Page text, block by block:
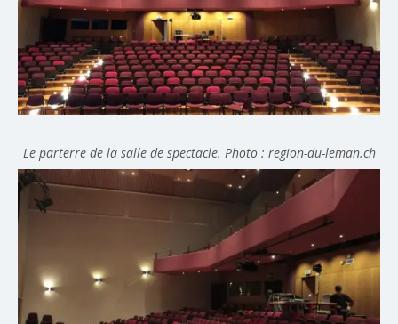
Le parterre de la salle de spectacle. Photo : region-du-leman.ch